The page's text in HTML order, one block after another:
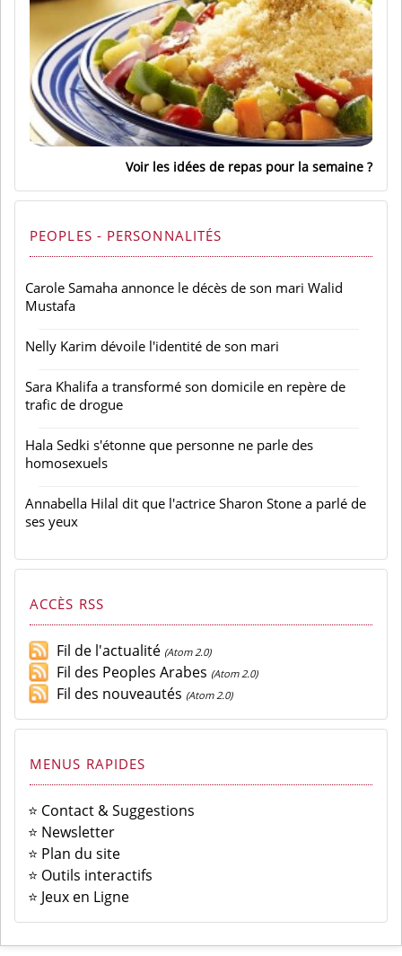
Voir les idées de repas pour la semaine
PEOPLES - PERSONNALITÉS
Carole Samaha annonce le décès de son mari Walid
Mustafa
Nelly Karim dévoile l'identité de son mari
Sara Khalifa a transformé son domicile en repère de
trafic de drogue
Hala Sedki s'étonne que personne ne parle des
homosexuels
Annabella Hilal dit que l'actrice Sharon Stone a parlé de
ses yeux
ACCÈS RSS
Fil de l'actualité (Atom 2.0)
Fil des Peoples Arabes (Atom 2.0)
Fil des nouveautés (Atom 2.0)
MENUS RAPIDES
⭐ Contact & Suggestions
⭐ Newsletter
⭐ Plan du site
⭐ Outils interactifs
⭐ Jeux en Ligne